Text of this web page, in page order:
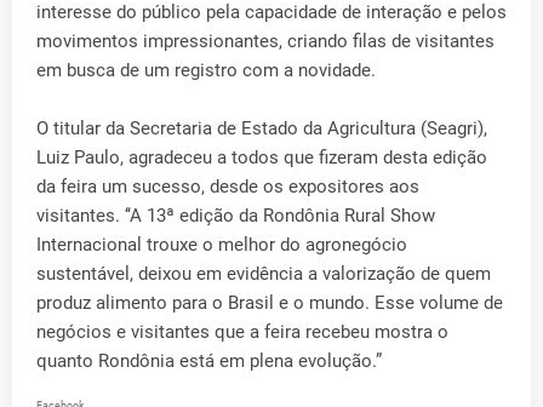
interesse do público pela capacidade de interação e pelos
movimentos impressionantes, criando filas de visitantes
em busca de um registro com a novidade.
O titular da Secretaria de Estado da Agricultura (Seagri),
Luiz Paulo, agradeceu a todos que fizeram desta edição
da feira um sucesso, desde os expositores aos
visitantes. ‘‘A 13ª edição da Rondônia Rural Show
Internacional trouxe o melhor do agronegócio
sustentável, deixou em evidência a valorização de quem
produz alimento para o Brasil e o mundo. Esse volume de
negócios e visitantes que a feira recebeu mostra o
quanto Rondônia está em plena evolução.”